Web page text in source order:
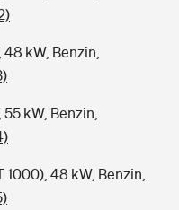
48 kW, Benzin,
kW, Benzin,
1000), 48 kW, Benzin,